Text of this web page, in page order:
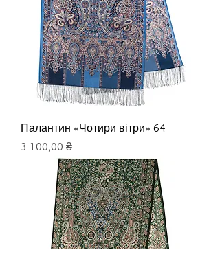
Палантин «Чотири вітри» 64
Ціна
3 100,00 ₴